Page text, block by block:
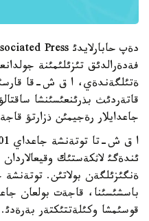
فةدةرالدئق تئزئلئمئنة
ةتئلگةندةي، ا ق ش-قا قارسئ
قاتةردئث بذرئنعئسئنشا
جاعدايلار رةجيمئن ذزارتؤ
ئندةگئ لاثكةستئك
ةنگئزئلگةن بولاتئن.
باسشئسئنا، قاجةت بولعان
قوسئمشا وكئلةتتئكتةر بةرةدئ.